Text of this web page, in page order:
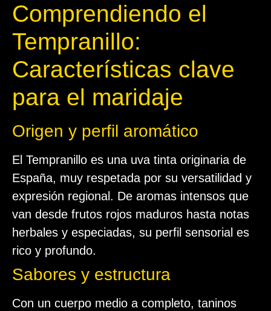
Comprendiendo el
Tempranillo:
Características clave
para el maridaje
Origen y perfil aromático
El Tempranillo es una uva tinta originaria de
España, muy respetada por su versatilidad y
expresión regional. De aromas intensos que
van desde frutos rojos maduros hasta notas
herbales y especiadas, su perfil sensorial es
rico y profundo.
Sabores y estructura
Con un cuerpo medio a completo, taninos